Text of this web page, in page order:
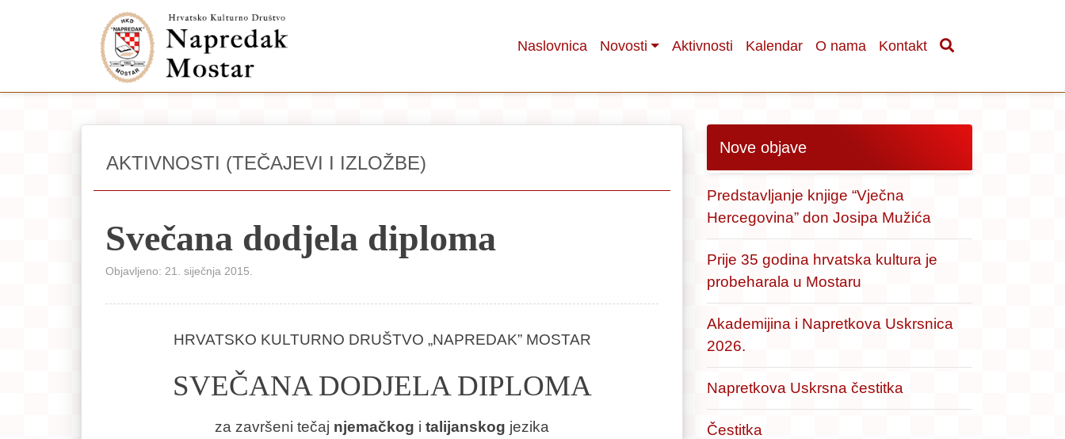
Naslovnica Novosti Aktivnosti Kalendar O nama Kontakt
AKTIVNOSTI (TEČAJEVI I IZLOŽBE)
Svečana dodjela diploma
Objavljeno: 21. siječnja 2015.
HRVATSKO KULTURNO DRUŠTVO „NAPREDAK” MOSTAR
SVEČANA DODJELA DIPLOMA
za završeni tečaj njemačkog i talijanskog jezika
Nove objave
Predstavljanje knjige “Vječna
Hercegovina” don Josipa Mužića
Prije 35 godina hrvatska kultura je
probeharala u Mostaru
Akademijina i Napretkova Uskrsnica
2026.
Napretkova Uskrsna čestitka
Čestitka